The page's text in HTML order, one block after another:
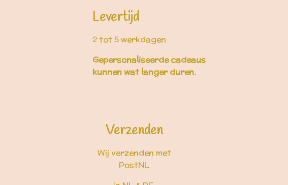
Levertijd
2 tot 5 werkdagen
Gepersonaliseerde cadeaus
kunnen wat langer duren.
Verzenden
Wij verzenden met
PostNL